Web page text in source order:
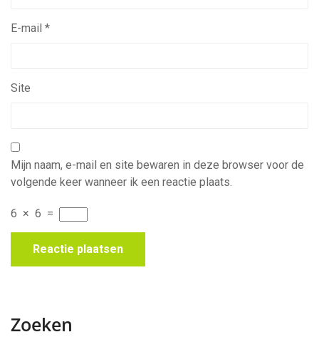
E-mail *
Site
Mijn naam, e-mail en site bewaren in deze browser voor de
volgende keer wanneer ik een reactie plaats.
6 × 6 =
Zoeken